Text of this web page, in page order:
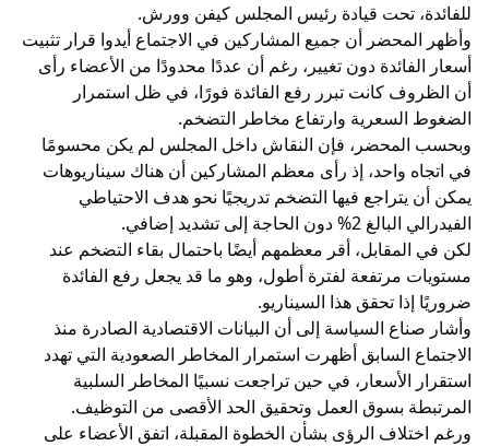
للفائدة، تحت قيادة رئيس المجلس كيفن وورش.
وأظهر المحضر أن جميع المشاركين في الاجتماع أيدوا قرار تثبيت
أسعار الفائدة دون تغيير، رغم أن عددًا محدودًا من الأعضاء رأى
أن الظروف كانت تبرر رفع الفائدة فورًا، في ظل استمرار
الضغوط السعرية وارتفاع مخاطر التضخم.
وبحسب المحضر، فإن النقاش داخل المجلس لم يكن محسومًا
في اتجاه واحد، إذ رأى معظم المشاركين أن هناك سيناريوهات
يمكن أن يتراجع فيها التضخم تدريجيًا نحو هدف الاحتياطي
الفيدرالي البالغ 2% دون الحاجة إلى تشديد إضافي.
لكن في المقابل، أقر معظمهم أيضًا باحتمال بقاء التضخم عند
مستويات مرتفعة لفترة أطول، وهو ما قد يجعل رفع الفائدة
ضروريًا إذا تحقق هذا السيناريو.
وأشار صناع السياسة إلى أن البيانات الاقتصادية الصادرة منذ
الاجتماع السابق أظهرت استمرار المخاطر الصعودية التي تهدد
استقرار الأسعار، في حين تراجعت نسبيًا المخاطر السلبية
المرتبطة بسوق العمل وتحقيق الحد الأقصى من التوظيف.
ورغم اختلاف الرؤى بشأن الخطوة المقبلة، اتفق الأعضاء على